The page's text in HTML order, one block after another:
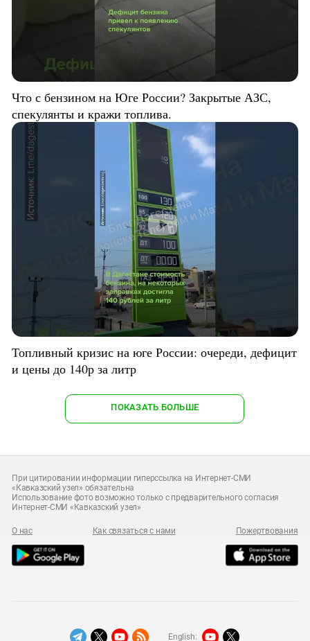
Что с бензином на Юге России? Закрытые АЗС,
спекулянты и кражи топлива.
Топливный кризис на юге России: очереди, дефицит
и цены до 140р за литр
ПОКАЗАТЬ БОЛЬШЕ
При цитировании информации гиперссылка на Интернет-СМИ
«Кавказский узел» обязательна
Использование фото возможно только с предварительного согласия
Интернет-СМИ «Кавказский узел»
О нас Как связаться с нами Пожертвования
English: